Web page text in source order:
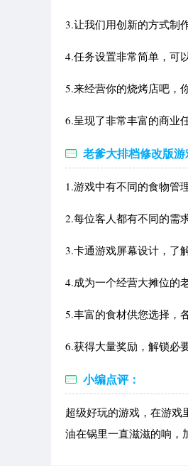
3.让我们用创新的方式制
4.任务设置非常简单，可
5.来经营你的烧烤店吧，
6.呈现了非常丰富的商业
老爹大排档修改版游
1.游戏中有不同的食物管
2.每位客人都有不同的需
3.卡通游戏屏幕设计，了
4.成为一个经营大摊位的
5.丰富的食材供您选择，
6.获得大量奖励，解锁必
小编点评：
超级好玩的游戏，在游戏
油在锅里一直滋滋的响，